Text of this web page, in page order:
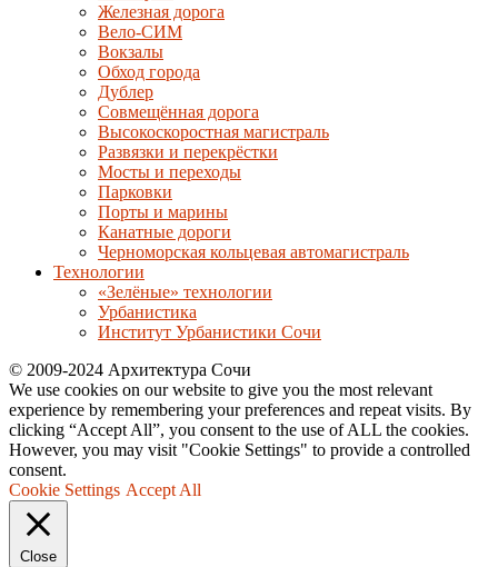
Железная дорога
Вело-СИМ
Вокзалы
Обход города
Дублер
Совмещённая дорога
Высокоскоростная магистраль
Развязки и перекрёстки
Мосты и переходы
Парковки
Порты и марины
Канатные дороги
Черноморская кольцевая автомагистраль
Технологии
«Зелёные» технологии
Урбанистика
Институт Урбанистики Сочи
© 2009-2024 Архитектура Сочи
We use cookies on our website to give you the most relevant
experience by remembering your preferences and repeat visits. By
clicking “Accept All”, you consent to the use of ALL the cookies.
However, you may visit "Cookie Settings" to provide a controlled
consent.
Cookie Settings Accept All
Close